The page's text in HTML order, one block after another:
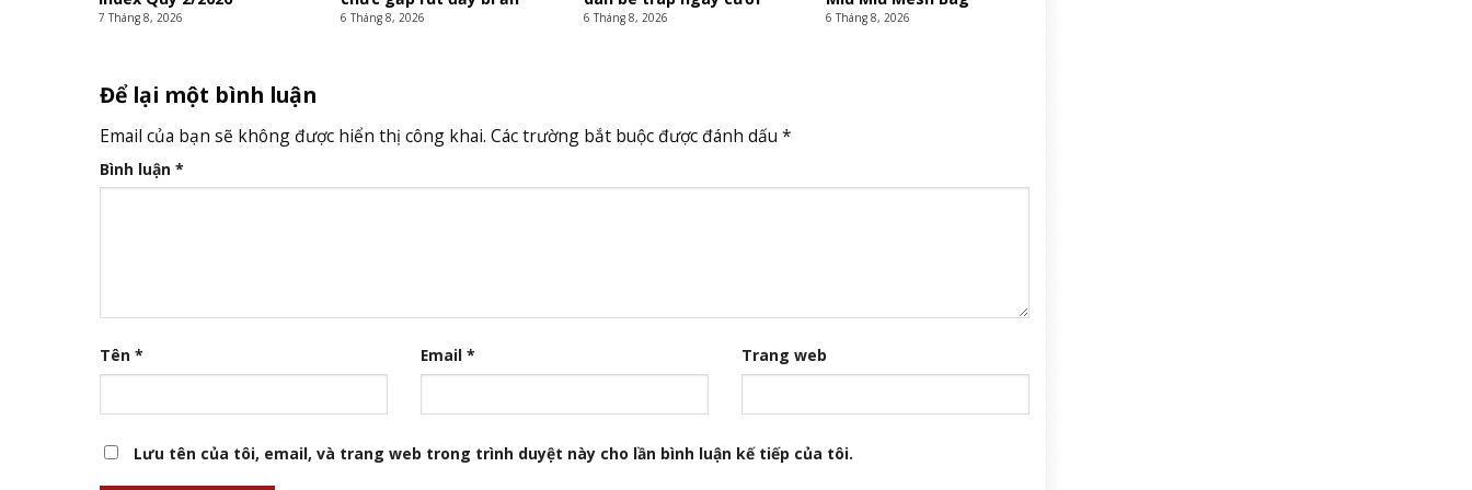
7 Tháng 8, 2026 6 Tháng 8, 2026 6 Tháng 8, 2026 6 Tháng 8, 2026
Để lại một bình luận
Email của bạn sẽ không được hiển thị công khai. Các trường bắt buộc được đánh dấu *
Bình luận *
Tên * Email * Trang web
Lưu tên của tôi, email, và trang web trong trình duyệt này cho lần bình luận kế tiếp của tôi.